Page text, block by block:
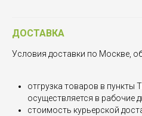
ДОСТАВКА
Условия доставки по Москве,
отгрузка товаров в пункты
осуществляется в рабочие
стоимость курьерской